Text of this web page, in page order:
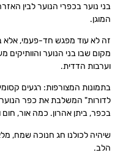
בני נוער בכפרי הנוער לבין
המוגן.
זה לא עוד מפגש חד-פעמי, אלא
מקום שבו בני הנוער
וערבות הדדית.
בתמונות המצורפות: רגעים
לדורות" המשלבת את כפר הנוער
בכפר, ביתן אהרון. כמה אור,
שיהיה לכולנו חג חנוכה שמח,
הלב.